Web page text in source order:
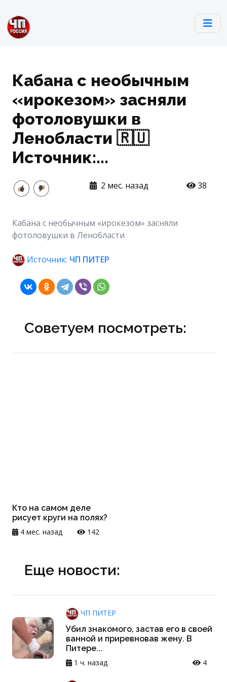
Кабана с необычным
«ирокезом» засняли
фотоловушки в
Ленобласти 🇷🇺
Источник:...
2 мес. назад 38
Кабана с необычным «ирокезом» засняли
фотоловушки в Ленобласти
Источник: ЧП ПИТЕР
Советуем посмотреть:
Кто на самом деле
рисует круги на полях?
4 мес. назад
142
Еще новости:
ЧП ПИТЕР
Убил знакомого, застав его в своей
ванной и приревновав жену. В
Питере...
1 ч. назад
4